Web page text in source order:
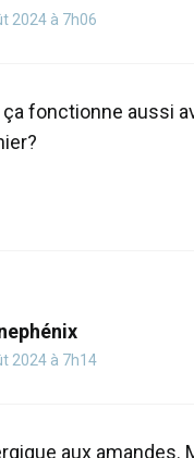
2024 à 7h06
fonctionne aussi
2024 à 7h14
aux amandes.